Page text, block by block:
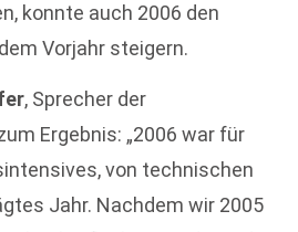
konnte auch 2006 den
Vorjahr steigern.
, Sprecher der
Ergebnis: „2006 war für
von technischen
Jahr. Nachdem wir 2005